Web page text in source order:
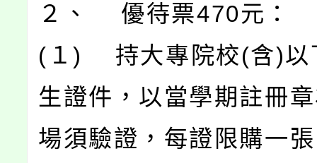
２、 優待票470元：
(１) 持大專院校(含)以
生證件，以當學期註冊
場須驗證，每證限購一